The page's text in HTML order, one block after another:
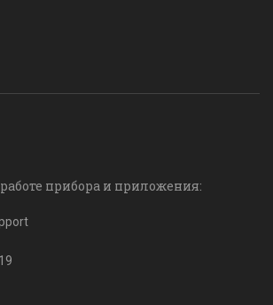
прибора и приложения: